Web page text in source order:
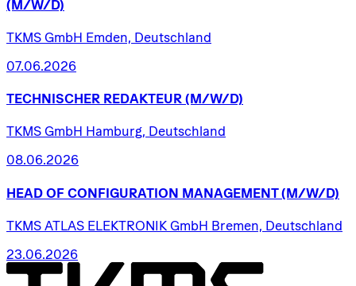
(M/W/D)
TKMS GmbH Emden, Deutschland
07.06.2026
TECHNISCHER REDAKTEUR (M/W/D)
TKMS GmbH Hamburg, Deutschland
08.06.2026
HEAD OF CONFIGURATION MANAGEMENT (M/W/D)
TKMS ATLAS ELEKTRONIK GmbH Bremen, Deutschland
23.06.2026